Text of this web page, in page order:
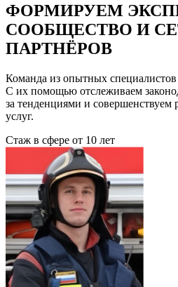
ФОРМИРУЕМ
СООБЩЕСТВО И
ПАРТНЁРОВ
Команда из опытных специалистов
С их помощью отслеживаем
за тенденциями и совершенствуем
услуг.
Стаж в сфере от 10 лет